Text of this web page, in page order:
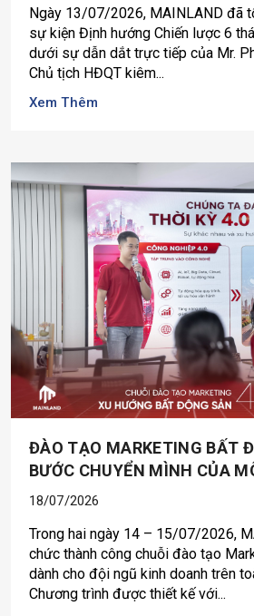
Ngày 13/07/2026, MAINLAND đã
sự kiện Định hướng Chiến lược 6
dưới sự dẫn dắt trực tiếp của Mr.
Chủ tịch HĐQT kiêm...
Xem Thêm
ĐÀO TẠO MARKETING BẤT
BƯỚC CHUYỂN MÌNH CỦA
18/07/2026
Trong hai ngày 14 – 15/07/2026,
chức thành công chuỗi đào tạo
dành cho đội ngũ kinh doanh trên
Chương trình được thiết kế với...